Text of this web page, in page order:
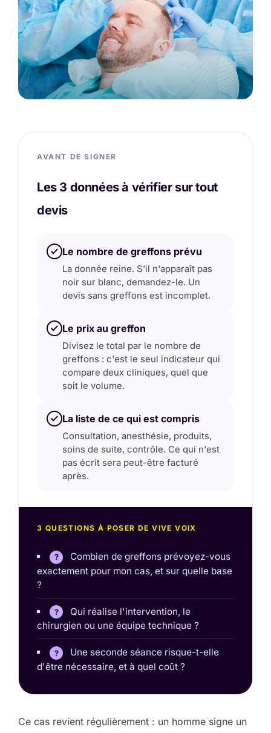
AVANT DE SIGNER
Les 3 données à vérifier sur tout
devis
Le nombre de greffons prévu
La donnée reine. S'il n'apparaît pas
noir sur blanc, demandez-le. Un
devis sans greffons est incomplet.
Le prix au greffon
Divisez le total par le nombre de
greffons : c'est le seul indicateur qui
compare deux cliniques, quel que
soit le volume.
La liste de ce qui est compris
Consultation, anesthésie, produits,
soins de suite, contrôle. Ce qui n'est
pas écrit sera peut-être facturé
après.
3 QUESTIONS À POSER DE VIVE VOIX
Combien de greffons prévoyez-vous
exactement pour mon cas, et sur quelle base
?
Qui réalise l'intervention, le
chirurgien ou une équipe technique ?
Une seconde séance risque-t-elle
d'être nécessaire, et à quel coût ?
Ce cas revient régulièrement : un homme signe un